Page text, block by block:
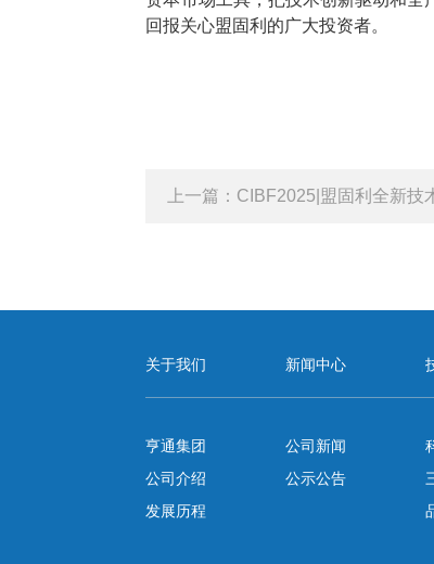
回报关心盟固利的广大投资者。
上一篇： CIBF2025|盟固利全新技术集体
关于我们
亨通集团
公司介绍
发展历程
新闻中心
公司新闻
公示公告